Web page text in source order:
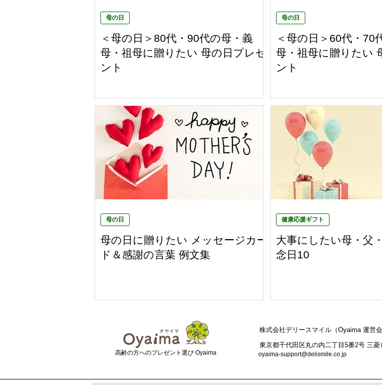
＜母の日＞80代・90代の母・義
母・祖母に贈りたい 母の日プレゼ
ント
母の日
＜母の日＞60代・70
母・祖母に贈りたい
ント
母の日
母の日に贈りたい メッセージカー
ド＆感謝の言葉 例文集
母の日
大事にしたい母・父
念日10
健康応援ギフト
​高齢の方へのプレゼント選び Oyaima
株式会社デリースマイル（Oyaima 運営会
東京都千代田区丸の内二丁目5番2号 三菱
oyaima-support@delismile.co.jp